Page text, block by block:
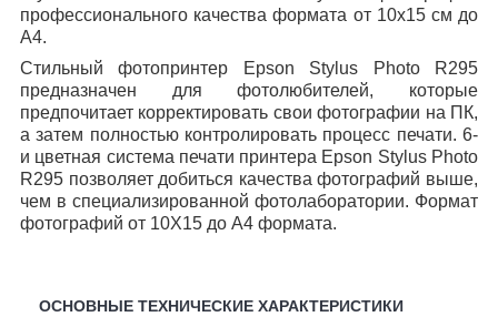
профессионального качества формата от 10х15 см до
А4.
Стильный фотопринтер Epson Stylus Photo R295
предназначен для фотолюбителей, которые
предпочитает корректировать свои фотографии на ПК,
а затем полностью контролировать процесс печати. 6-
и цветная система печати принтера Epson Stylus Photo
R295 позволяет добиться качества фотографий выше,
чем в специализированной фотолаборатории. Формат
фотографий от 10Х15 до А4 формата.
ОСНОВНЫЕ ТЕХНИЧЕСКИЕ ХАРАКТЕРИСТИКИ